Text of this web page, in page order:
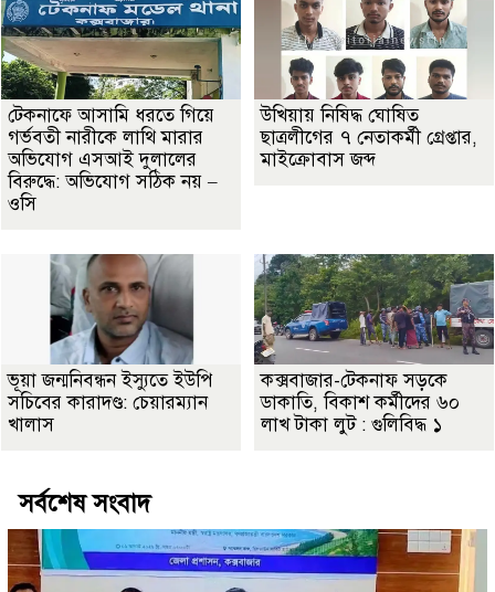
টেকনাফে আসামি ধরতে গিয়ে
গর্ভবতী নারীকে লাথি মারার
অভিযোগ এসআই দুলালের
বিরুদ্ধে: অভিযোগ সঠিক নয় –
ওসি
উখিয়ায় নিষিদ্ধ ঘোষিত
ছাত্রলীগের ৭ নেতাকর্মী গ্রেপ্তার,
মাইক্রোবাস জব্দ
ভূয়া জন্মনিবন্ধন ইস্যুতে ইউপি
সচিবের কারাদণ্ড: চেয়ারম্যান
খালাস
কক্সবাজার-টেকনাফ সড়কে
ডাকাতি, বিকাশ কর্মীদের ৬০
লাখ টাকা লুট : গুলিবিদ্ধ ১
সর্বশেষ সংবাদ